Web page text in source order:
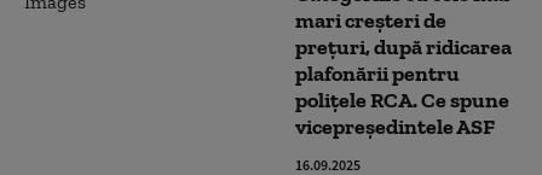
mari creșteri de
prețuri, după ridicarea
plafonării pentru
poliţele RCA. Ce spune
vicepreședintele ASF
16.09.2025